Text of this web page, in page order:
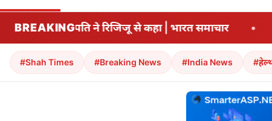
BREAKING
| भारत समाचार • 'विपक्ष की भावनाओं की गूंज
#Shah Times #Breaking News #India News